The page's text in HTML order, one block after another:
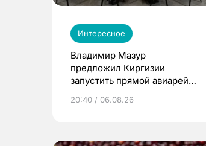
Интересное
Владимир Мазур
предложил Киргизии
запустить прямой авиарейс
20:40 / 06.08.26